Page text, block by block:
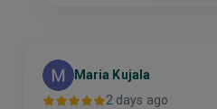
Maria Kujala
2 days ago